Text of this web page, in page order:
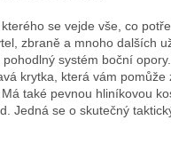
se vejde vše, co
zbraně a mnoho dalších
systém boční
krytka, která vám pomůže
také pevnou hliníkovou
Jedná se o skutečný